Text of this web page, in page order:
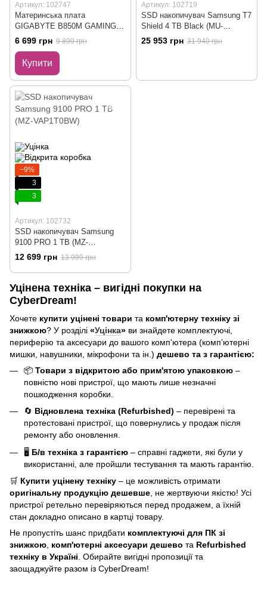
Артикул: 102747
Материнська плата
GIGABYTE B850M GAMING X
WIFI6E
6 699 грн 9 899 грн
Купити
Артикул: 102719
SSD накопичувач Samsung T7
Shield 4 TB Black (MU-
PE4T0S)
25 953 грн 31 940 грн
−9%
3
3
Артикул: 102732
SSD накопичувач Samsung
9100 PRO 1 TB (MZ-
VAP1T0BW)
12 699 грн 13 999 грн
Уцінена техніка – вигідні покупки на
CyberDream!
Хочете купити уцінені товари та комп'ютерну техніку зі
знижкою? У розділі «Уцінка» ви знайдете комплектуючі,
периферію та аксесуари до вашого комп'ютера (компʼютерні
мишки, навушники, мікрофони та ін.) дешево та з гарантією:
📦 Товари з відкритою або прим'ятою упаковкою –
повністю нові пристрої, що мають лише незначні
пошкодження коробки.
🔄 Відновлена техніка (Refurbished) – перевірені та
протестовані пристрої, що повернулись у продаж після
ремонту або оновлення.
🖥️ Б/в техніка з гарантією – справні гаджети, які були у
використанні, але пройшли тестування та мають гарантію.
🛒 Купити уцінену техніку – це можливість отримати
оригінальну продукцію дешевше , не жертвуючи якістю! Усі
пристрої ретельно перевіряються перед продажем, а їхній
стан докладно описано в картці товару.
Не пропустіть шанс придбати комплектуючі для ПК зі
знижкою комп'ютерні аксесуари дешево та Refurbished
техніку в Україні . Обирайте вигідні пропозиції та
заощаджуйте разом із CyberDream!